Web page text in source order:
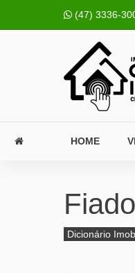
(47) 3336-
HOME
Dicionário